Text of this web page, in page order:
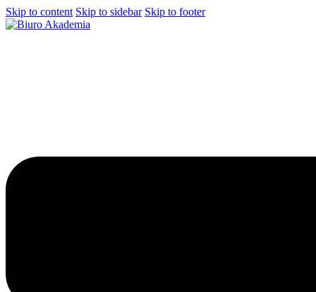
Skip to content Skip to sidebar Skip to footer